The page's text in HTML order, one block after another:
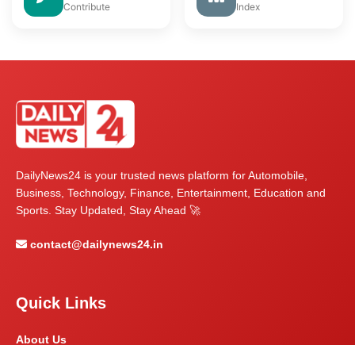
Contribute Index
DailyNews24 is your trusted news platform for Automobile,
Business, Technology, Finance, Entertainment, Education and
Sports. Stay Updated, Stay Ahead 🚀
contact@dailynews24.in
Quick Links
About Us